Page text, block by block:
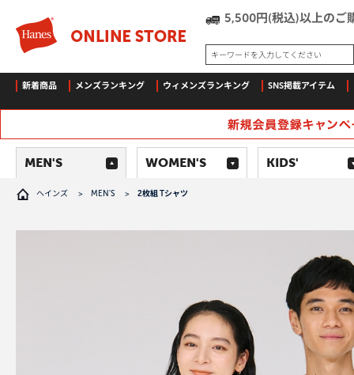
5,500円(税込)以上のご
キーワードを入力してください
新着商品 メンズランキング ウィメンズランキング SNS掲載アイテム
MEN'S WOMEN'S KIDS'
ヘインズ > MEN'S > 2枚組 Tシャツ